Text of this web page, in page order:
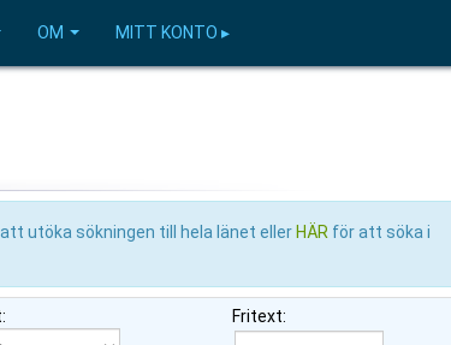
OM MITT KONTO ▸
utöka sökningen till hela länet eller HÄR för att söka i
Fritext: